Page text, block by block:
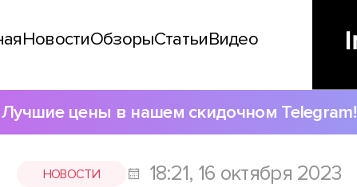
НовостиОбзорыСтатьиВидео
Лучшие цены в нашем скидочном Telegram!
НОВОСТИ 18:21, 16 октября 2023